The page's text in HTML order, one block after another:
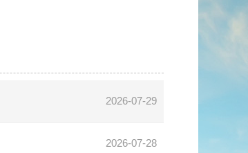
2026-07-29
2026-07-28